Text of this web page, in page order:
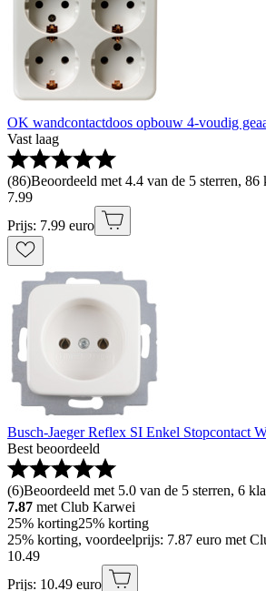
OK wandcontactdoos opbouw 4-voudig
Vast laag
(86)Beoordeeld met 4.4 van de 5 sterren, 86
7.99
Prijs: 7.99 euro
Busch-Jaeger Reflex SI Enkel Stopcontact
Best beoordeeld
(6)Beoordeeld met 5.0 van de 5 sterren, 6
7.87 met Club Karwei
25% korting25% korting
25% korting, voordeelprijs: 7.87 euro met
10.49
Prijs: 10.49 euro